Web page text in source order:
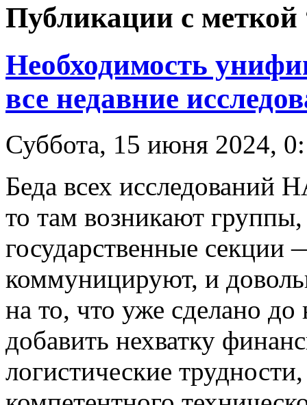
Публикации с меткой
Необходимость
все недавние
Суббота, 15 июня 2024,
Беда всех исследований
то там возникают
государственные секции
коммуницируют, и
на то, что уже сделано
добавить нехватку
логистические